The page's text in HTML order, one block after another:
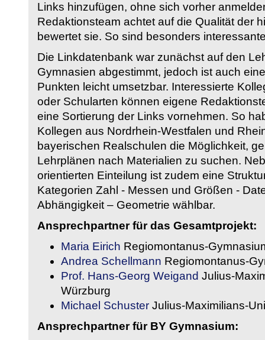
Links hinzufügen, ohne sich vorher
Redaktionsteam achtet auf die Qualität der
bewertet sie. So sind besonders
Die Linkdatenbank war zunächst auf den
Gymnasien abgestimmt, jedoch ist auch
Punkten leicht umsetzbar. Interessierte
oder Schularten können eigene
eine Sortierung der Links vornehmen. So
Kollegen aus Nordrhein-Westfalen und
bayerischen Realschulen die Möglichkeit,
Lehrplänen nach Materialien zu suchen.
orientierten Einteilung ist zudem eine
Kategorien Zahl - Messen und Größen -
Abhängigkeit – Geometrie wählbar.
Ansprechpartner für das Gesamtprojekt:
Maria Eirich Regiomontanus-
Andrea Schellmann Regiomontanus-
Prof. Hans-Georg Weigand Julius-
Würzburg
Michael Schuster Julius-Maximilians-
Ansprechpartner für BY Gymnasium: